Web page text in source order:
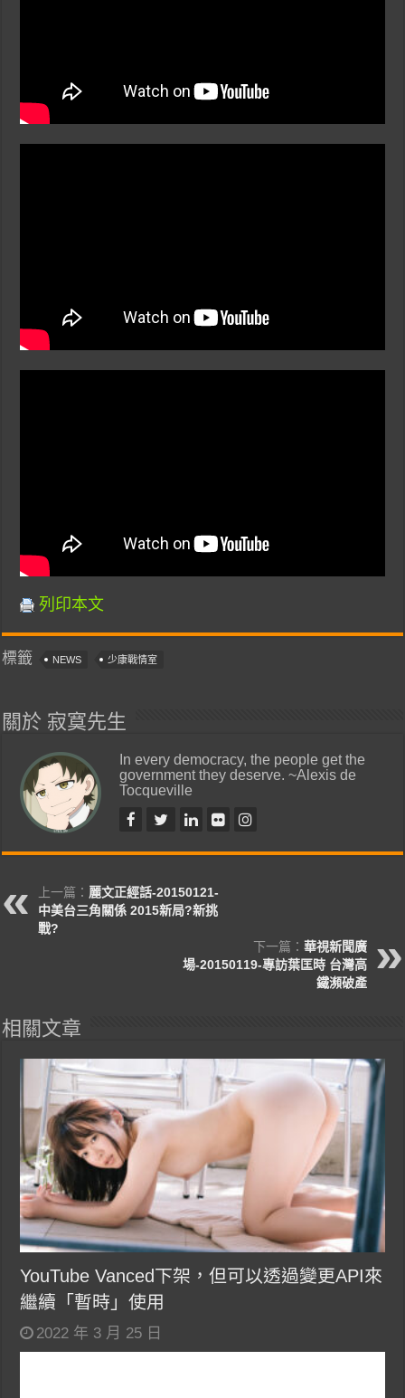
列印本文
標籤 NEWS 少康戰情室
關於 寂寞先生
In every democracy, the people get the
government they deserve. ~Alexis de
Tocqueville
上一篇： 麗文正經話-20150121-
中美台三角關係 2015新局?新挑
戰?
下一篇： 華視新聞廣
場-20150119-專訪葉匡時 台灣高
鐵瀕破產
相關文章
YouTube Vanced下架，但可以透過變更API來
繼續「暫時」使用
2022 年 3 月 25 日